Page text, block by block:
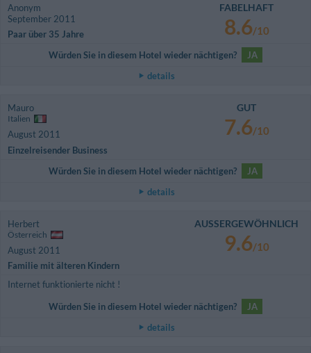
Anonym
September 2011
Paar über 35 Jahre
FABELHAFT
8.6/10
Würden Sie in diesem Hotel wieder nächtigen?
JA
details
Mauro
Italien
August 2011
Einzelreisender Business
GUT
7.6/10
Würden Sie in diesem Hotel wieder nächtigen?
JA
details
Herbert
Österreich
August 2011
Familie mit älteren Kindern
AUSSERGEWÖHNLICH
9.6/10
Internet funktionierte nicht !
Würden Sie in diesem Hotel wieder nächtigen?
JA
details